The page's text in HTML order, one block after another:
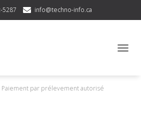
5287 info@techno-info.ca
Paiement par prélevement autorisé